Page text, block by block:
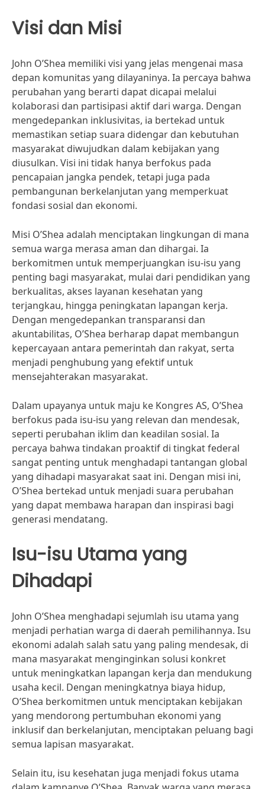
Visi dan Misi
John O’Shea memiliki visi yang jelas mengenai masa
depan komunitas yang dilayaninya. Ia percaya bahwa
perubahan yang berarti dapat dicapai melalui
kolaborasi dan partisipasi aktif dari warga. Dengan
mengedepankan inklusivitas, ia bertekad untuk
memastikan setiap suara didengar dan kebutuhan
masyarakat diwujudkan dalam kebijakan yang
diusulkan. Visi ini tidak hanya berfokus pada
pencapaian jangka pendek, tetapi juga pada
pembangunan berkelanjutan yang memperkuat
fondasi sosial dan ekonomi.
Misi O’Shea adalah menciptakan lingkungan di mana
semua warga merasa aman dan dihargai. Ia
berkomitmen untuk memperjuangkan isu-isu yang
penting bagi masyarakat, mulai dari pendidikan yang
berkualitas, akses layanan kesehatan yang
terjangkau, hingga peningkatan lapangan kerja.
Dengan mengedepankan transparansi dan
akuntabilitas, O’Shea berharap dapat membangun
kepercayaan antara pemerintah dan rakyat, serta
menjadi penghubung yang efektif untuk
mensejahterakan masyarakat.
Dalam upayanya untuk maju ke Kongres AS, O’Shea
berfokus pada isu-isu yang relevan dan mendesak,
seperti perubahan iklim dan keadilan sosial. Ia
percaya bahwa tindakan proaktif di tingkat federal
sangat penting untuk menghadapi tantangan global
yang dihadapi masyarakat saat ini. Dengan misi ini,
O’Shea bertekad untuk menjadi suara perubahan
yang dapat membawa harapan dan inspirasi bagi
generasi mendatang.
Isu-isu Utama yang
Dihadapi
John O’Shea menghadapi sejumlah isu utama yang
menjadi perhatian warga di daerah pemilihannya. Isu
ekonomi adalah salah satu yang paling mendesak, di
mana masyarakat menginginkan solusi konkret
untuk meningkatkan lapangan kerja dan mendukung
usaha kecil. Dengan meningkatnya biaya hidup,
O’Shea berkomitmen untuk menciptakan kebijakan
yang mendorong pertumbuhan ekonomi yang
inklusif dan berkelanjutan, menciptakan peluang bagi
semua lapisan masyarakat.
Selain itu, isu kesehatan juga menjadi fokus utama